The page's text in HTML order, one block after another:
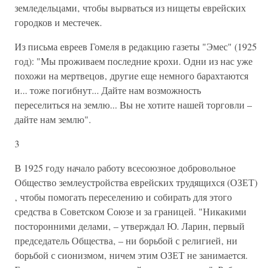
земледельцами‚ чтобы вырваться из нищеты еврейских
городков и местечек.
Из письма евреев Гомеля в редакцию газеты "Эмес" (1925
год): "Мы проживаем последние крохи. Одни из нас уже
похожи на мертвецов‚ другие еще немного барахтаются
и... тоже погибнут... Дайте нам возможность
переселиться на землю... Вы не хотите нашей торговли –
дайте нам землю".
3
В 1925 году начало работу всесоюзное добровольное
Общество землеустройства еврейских трудящихся (ОЗЕТ)
‚ чтобы помогать переселению и собирать для этого
средства в Советском Союзе и за границей. "Никакими
посторонними делами‚ – утверждал Ю. Ларин, первый
председатель Общества‚ – ни борьбой с религией‚ ни
борьбой с сионизмом‚ ничем этим ОЗЕТ не занимается.